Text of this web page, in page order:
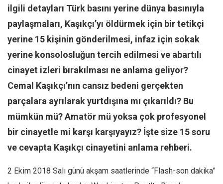
Barış Tarımcıoğlu
Ömer Kayani
Yusuf Armağan
Hasanali Yıldırım
Leyla Şerif Emin
Selçuk Türkyılmaz
Mehmet Ali Tekin
Abir E. Nahas
Amina S. Jenenkovic
Bağdagül Öz
Esra Elönü
ilgili detayları Türk basını yerine dünya basınıyla
paylaşmaları, Kaşıkçı’yı öldürmek için bir tetikçi
yerine 15 kişinin gönderilmesi, infaz için sokak
yerine konsolosluğun tercih edilmesi ve abartılı
cinayet izleri bırakılması ne anlama geliyor?
Cemal Kaşıkçı’nın cansız bedeni gerçekten
parçalara ayrılarak yurtdışına mı çıkarıldı? Bu
mümkün mü? Amatör mü yoksa çok profesyonel
bir cinayetle mi karşı karşıyayız? İşte size 15 soru
ve cevapta Kaşıkçı cinayetini anlama rehberi.
2 Ekim 2018 Salı günü akşam saatlerinde “Flash-son dakika”